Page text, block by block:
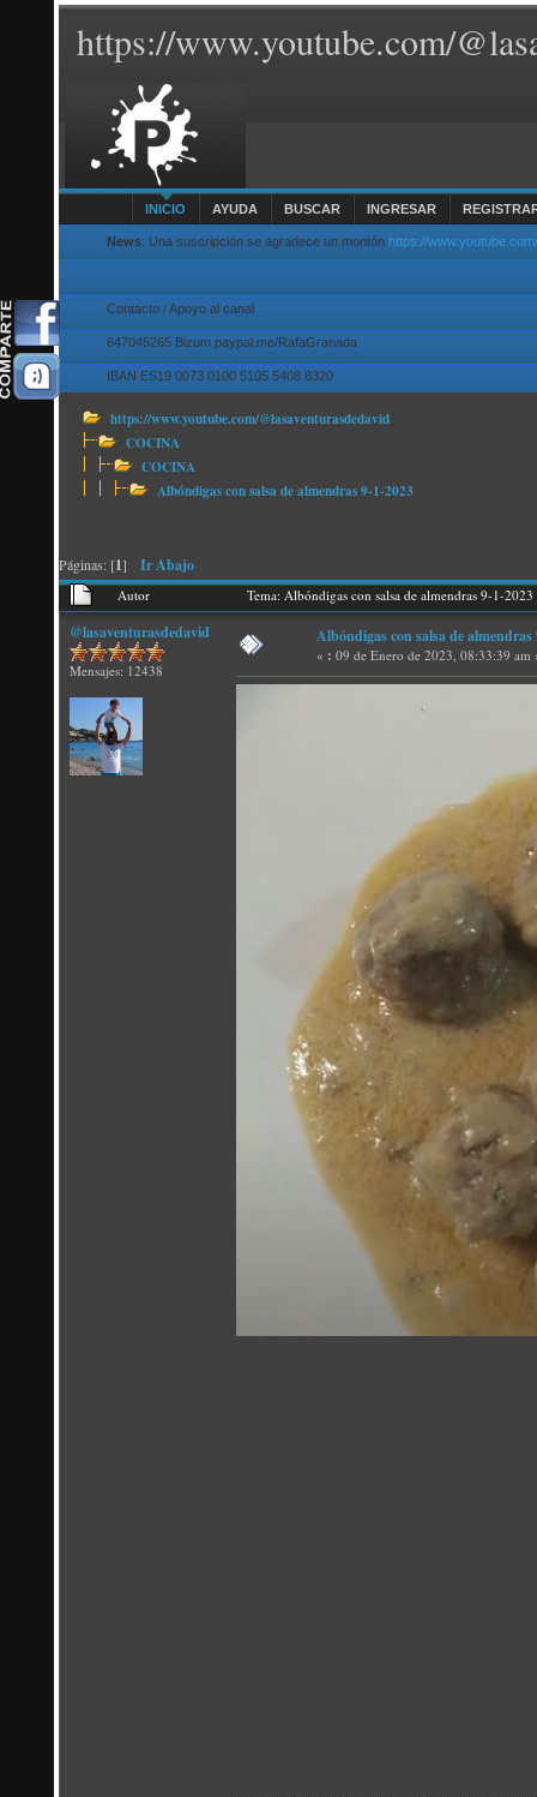
https://www.youtube.com/
INICIO AYUDA BUSCAR INGRESAR
News: Una suscripción se agradece un montón https://
Contacto / Apoyo al canal
647045265 Bizum paypal.me/RafaGranada
IBAN ES19 0073 0100 5105 5408 8320
https://www.youtube.com/@lasaventurasdedavid
COCINA
COCINA
Albóndigas con salsa de almendras 9-1-2023
Páginas: [1] Ir Abajo
Autor Tema: Albóndigas con salsa de almendras 9-1-
@lasaventurasdedavid
Mensajes: 12438
Albóndigas con salsa de almendras
« : 09 de Enero de 2023, 08:33:39 am